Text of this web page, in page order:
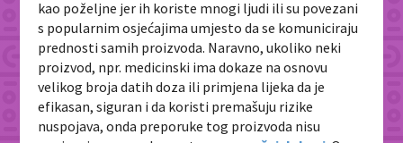
kao poželjne jer ih koriste mnogi ljudi ili su povezani
s popularnim osjećajima umjesto da se komuniciraju
prednosti samih proizvoda. Naravno, ukoliko neki
proizvod, npr. medicinski ima dokaze na osnovu
velikog broja datih doza ili primjena lijeka da je
efikasan, siguran i da koristi premašuju rizike
nuspojava, onda preporuke tog proizvoda nisu